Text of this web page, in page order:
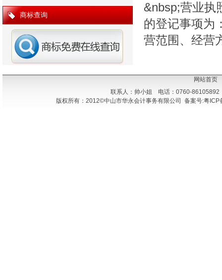
&nbsp;营业执
的登记事项为
营范围、经营
商标查询
网站首页
联系人：帅小姐 电话：0760-
版权所有：2012©中山市华永会计事务有限公司 备案号:粤